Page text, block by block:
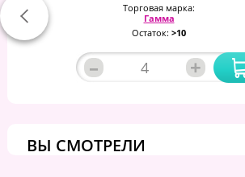
Торговая марка:
Гамма
Остаток: >10
– +
ВЫ СМОТРЕЛИ